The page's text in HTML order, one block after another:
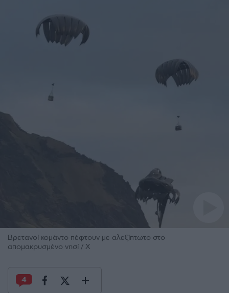
Βρετανοί κομάντο πέφτουν με αλεξίπτωτο στο
απομακρυσμένο νησί / Χ
4